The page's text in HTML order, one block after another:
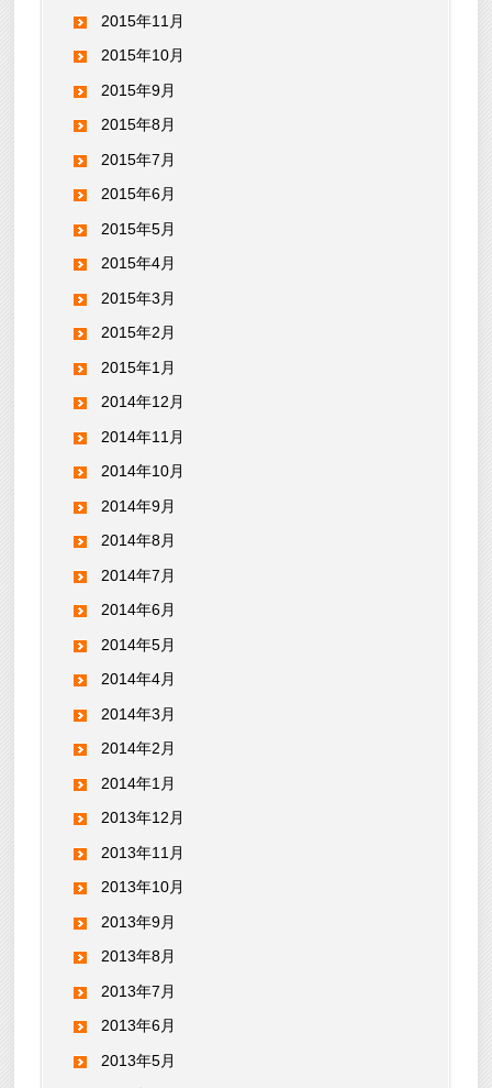
2015年11月
2015年10月
2015年9月
2015年8月
2015年7月
2015年6月
2015年5月
2015年4月
2015年3月
2015年2月
2015年1月
2014年12月
2014年11月
2014年10月
2014年9月
2014年8月
2014年7月
2014年6月
2014年5月
2014年4月
2014年3月
2014年2月
2014年1月
2013年12月
2013年11月
2013年10月
2013年9月
2013年8月
2013年7月
2013年6月
2013年5月